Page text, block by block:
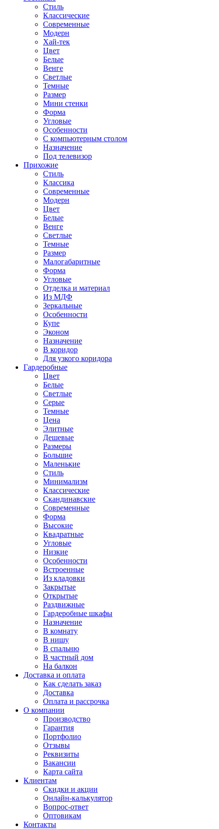
Стиль
Классические
Современные
Модерн
Хай-тек
Цвет
Белые
Венге
Светлые
Темные
Размер
Мини стенки
Форма
Угловые
Особенности
С компьютерным столом
Назначение
Под телевизор
Прихожие
Стиль
Классика
Современные
Модерн
Цвет
Белые
Венге
Светлые
Темные
Размер
Малогабаритные
Форма
Угловые
Отделка и материал
Из МДФ
Зеркальные
Особенности
Купе
Эконом
Назначение
В коридор
Для узкого коридора
Гардеробные
Цвет
Белые
Светлые
Серые
Темные
Цена
Элитные
Дешевые
Размеры
Большие
Маленькие
Стиль
Минимализм
Классические
Скандинавские
Современные
Форма
Высокие
Квадратные
Угловые
Низкие
Особенности
Встроенные
Из кладовки
Закрытые
Открытые
Раздвижные
Гардеробные шкафы
Назначение
В комнату
В нишу
В спальню
В частный дом
На балкон
Доставка и оплата
Как сделать заказ
Доставка
Оплата и рассрочка
О компании
Производство
Гарантия
Портфолио
Отзывы
Реквизиты
Вакансии
Карта сайта
Клиентам
Скидки и акции
Онлайн-калькулятор
Вопрос-ответ
Оптовикам
Контакты